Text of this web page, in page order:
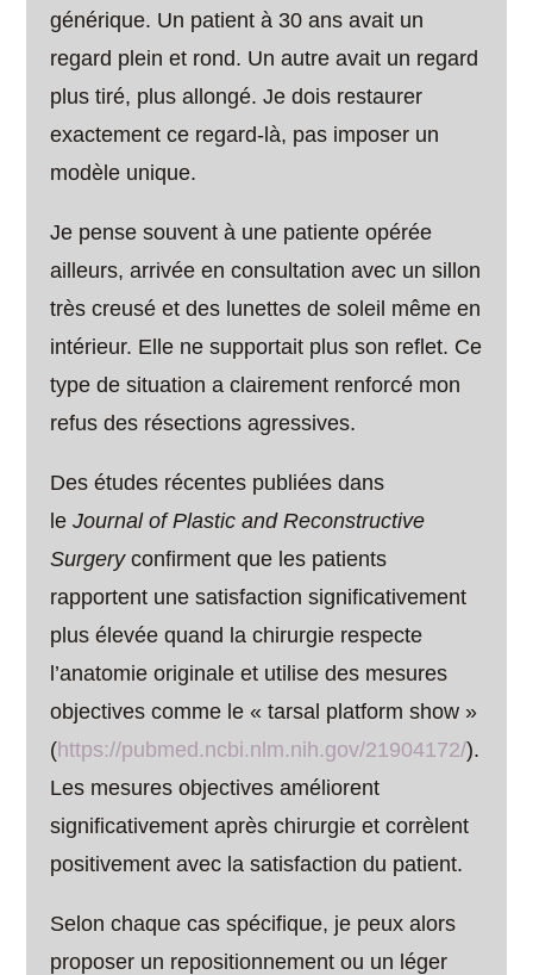
générique. Un patient à 30 ans avait un
regard plein et rond. Un autre avait un regard
plus tiré, plus allongé. Je dois restaurer
exactement ce regard-là, pas imposer un
modèle unique.
Je pense souvent à une patiente opérée
ailleurs, arrivée en consultation avec un sillon
très creusé et des lunettes de soleil même en
intérieur. Elle ne supportait plus son reflet. Ce
type de situation a clairement renforcé mon
refus des résections agressives.
Des études récentes publiées dans
leJournal of Plastic and Reconstructive
Surgeryconfirment que les patients
rapportent une satisfaction significativement
plus élevée quand la chirurgie respecte
l’anatomie originale et utilise des mesures
objectives comme le « tarsal platform show »
(https://pubmed.ncbi.nlm.nih.gov/21904172/).
Les mesures objectives améliorent
significativement après chirurgie et corrèlent
positivement avec la satisfaction du patient.
Selon chaque cas spécifique, je peux alors
proposer un repositionnement ou un léger